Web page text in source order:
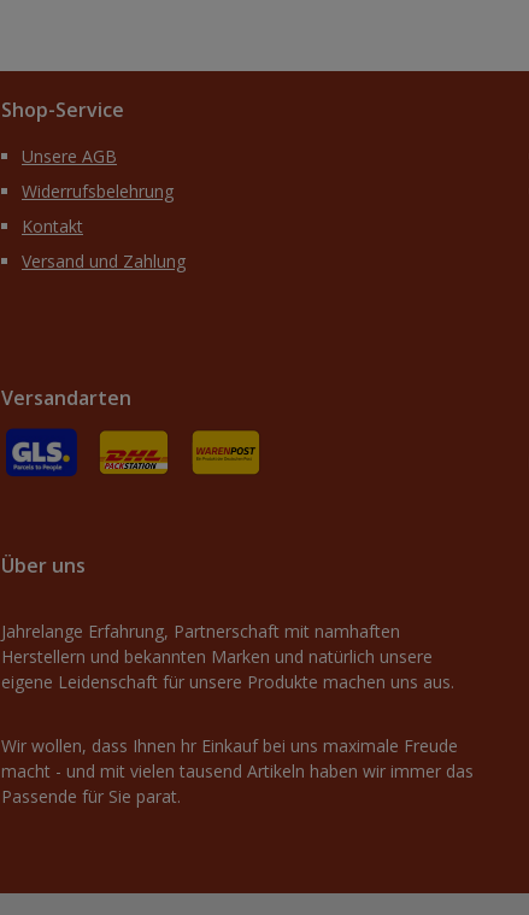
Shop-Service
Unsere AGB
Widerrufsbelehrung
Kontakt
Versand und Zahlung
Versandarten
Über uns
Jahrelange Erfahrung, Partnerschaft mit namhaften
Herstellern und bekannten Marken und natürlich unsere
eigene Leidenschaft für unsere Produkte machen uns aus.
Wir wollen, dass Ihnen hr Einkauf bei uns maximale Freude
macht - und mit vielen tausend Artikeln haben wir immer das
Passende für Sie parat.